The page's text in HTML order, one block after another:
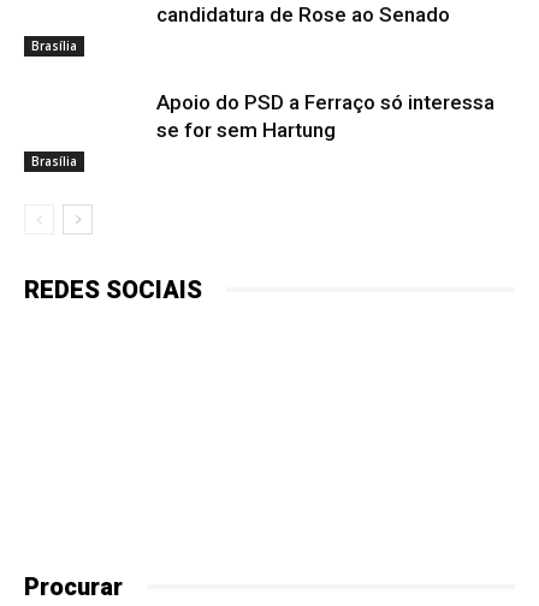
Brasília
candidatura de Rose ao Senado
Brasília
Apoio do PSD a Ferraço só interessa
se for sem Hartung
REDES SOCIAIS
Procurar